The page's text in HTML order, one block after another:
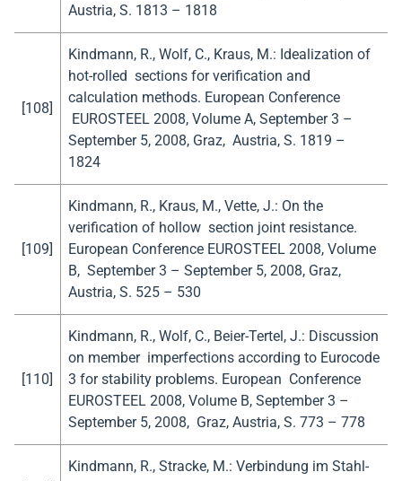
Austria, S. 1813 – 1818
[108]
Kindmann, R., Wolf, C., Kraus, M.: Idealization of
hot-rolled sections for verification and
calculation methods. European Conference
EUROSTEEL 2008, Volume A, September 3 –
September 5, 2008, Graz, Austria, S. 1819 –
1824
[109]
Kindmann, R., Kraus, M., Vette, J.: On the
verification of hollow section joint resistance.
European Conference EUROSTEEL 2008, Volume
B, September 3 – September 5, 2008, Graz,
Austria, S. 525 – 530
[110]
Kindmann, R., Wolf, C., Beier-Tertel, J.: Discussion
on member imperfections according to Eurocode
3 for stability problems. European Conference
EUROSTEEL 2008, Volume B, September 3 –
September 5, 2008, Graz, Austria, S. 773 – 778
Kindmann, R., Stracke, M.: Verbindung im Stahl-